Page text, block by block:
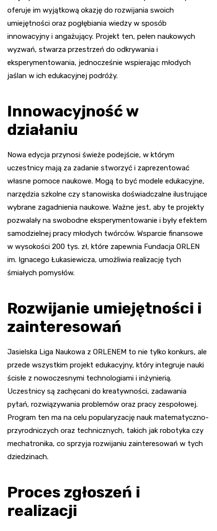
oferuje im wyjątkową okazję do rozwijania swoich
umiejętności oraz pogłębiania wiedzy w sposób
innowacyjny i angażujący. Projekt ten, pełen naukowych
wyzwań, stwarza przestrzeń do odkrywania i
eksperymentowania, jednocześnie wspierając młodych
jaślan w ich edukacyjnej podróży.
Innowacyjność w
działaniu
Nowa edycja przynosi świeże podejście, w którym
uczestnicy mają za zadanie stworzyć i zaprezentować
własne pomoce naukowe. Mogą to być modele edukacyjne,
narzędzia szkolne czy stanowiska doświadczalne ilustrujące
wybrane zagadnienia naukowe. Ważne jest, aby te projekty
pozwalały na swobodne eksperymentowanie i były efektem
samodzielnej pracy młodych twórców. Wsparcie finansowe
w wysokości 200 tys. zł, które zapewnia Fundacja ORLEN
im. Ignacego Łukasiewicza, umożliwia realizację tych
śmiałych pomysłów.
Rozwijanie umiejętności i
zainteresowań
Jasielska Liga Naukowa z ORLENEM to nie tylko konkurs, ale
przede wszystkim projekt edukacyjny, który integruje nauki
ścisłe z nowoczesnymi technologiami i inżynierią.
Uczestnicy są zachęcani do kreatywności, zadawania
pytań, rozwiązywania problemów oraz pracy zespołowej.
Program ten ma na celu popularyzację nauk matematyczno-
przyrodniczych oraz technicznych, takich jak robotyka czy
mechatronika, co sprzyja rozwijaniu zainteresowań w tych
dziedzinach.
Proces zgłoszeń i
realizacji